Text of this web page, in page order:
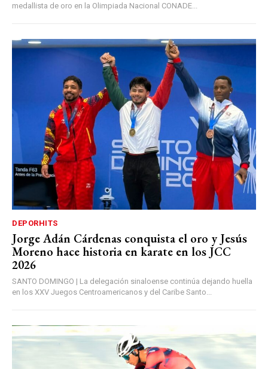
medallista de oro en la Olimpiada Nacional CONADE...
DEPORHITS
Jorge Adán Cárdenas conquista el oro y Jesús
Moreno hace historia en karate en los JCC
2026
SANTO DOMINGO | La delegación sinaloense continúa dejando huella
en los XXV Juegos Centroamericanos y del Caribe Santo...